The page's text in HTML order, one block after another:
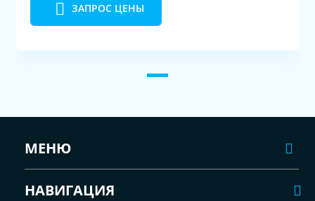
ЗАПРОС ЦЕНЫ
МЕНЮ
НАВИГАЦИЯ